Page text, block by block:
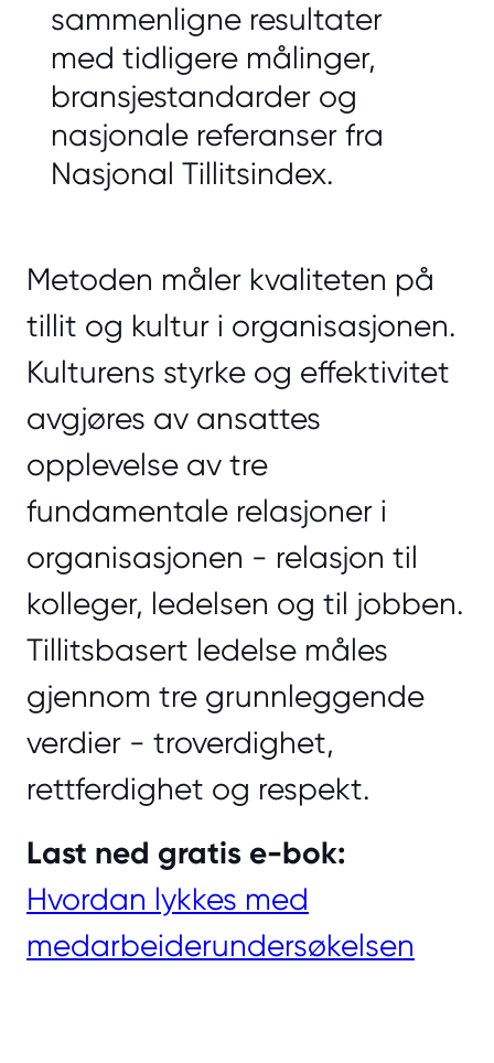
sammenligne resultater
med tidligere målinger,
bransjestandarder og
nasjonale referanser fra
Nasjonal Tillitsindex.
Metoden måler kvaliteten på
tillit og kultur i organisasjonen.
Kulturens styrke og effektivitet
avgjøres av ansattes
opplevelse av tre
fundamentale relasjoner i
organisasjonen - relasjon til
kolleger, ledelsen og til jobben.
Tillitsbasert ledelse måles
gjennom tre grunnleggende
verdier - troverdighet,
rettferdighet og respekt.
Last ned gratis e-bok:
Hvordan lykkes med
medarbeiderundersøkelsen